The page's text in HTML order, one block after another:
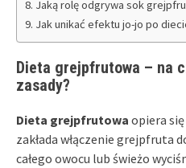
Jaką rolę odgrywa sok
Jak unikać efektu jo-jo po
Dieta grejpfrutowa – na
zasady?
Dieta grejpfrutowa opiera
zakłada włączenie grejpfruta
całego owocu lub świeżo